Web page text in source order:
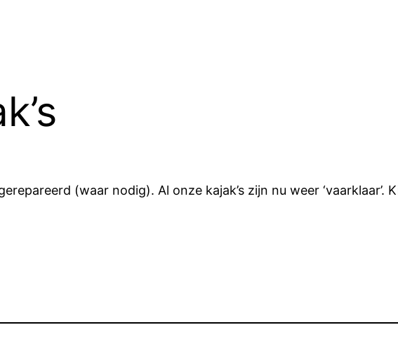
(waar nodig). Al onze kajak’s zijn nu weer ‘vaarklaar’.